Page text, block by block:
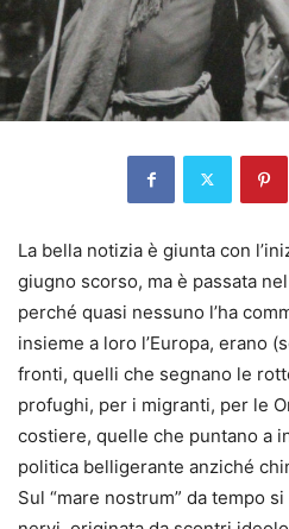
La bella notizia è giunta con
giugno scorso, ma è passata
perché quasi nessuno l’ha
insieme a loro l’Europa, erano
fronti, quelli che segnano le
profughi, per i migranti, per le
costiere, quelle che puntano a
politica belligerante anziché
Sul “mare nostrum” da tempo